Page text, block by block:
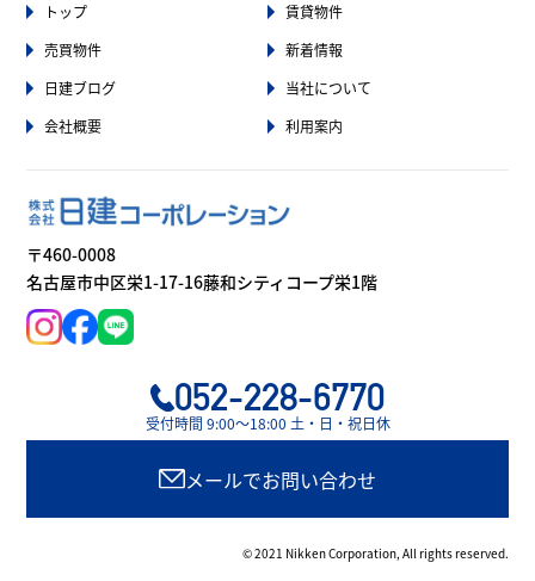
トップ
賃貸物件
売買物件
新着情報
日建ブログ
当社について
会社概要
利用案内
〒460-0008
名古屋市中区栄1-17-16藤和シティコープ栄1階
052-228-6770
受付時間 9:00〜18:00 土・日・祝日休
メールでお問い合わせ
© 2021 Nikken Corporation, All rights reserved.